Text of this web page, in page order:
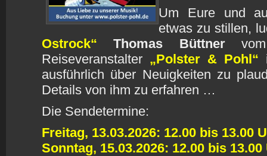
Um Eure und
etwas zu stillen,
Ostrock“ Thomas Büttner
Reiseveranstalter „Polster & Pohl“
ausführlich über Neuigkeiten zu
Details von ihm zu erfahren …
Die Sendetermine:
Freitag, 13.03.2026: 12.00 bis 13.00
Sonntag, 15.03.2026: 12.00 bis 13.00